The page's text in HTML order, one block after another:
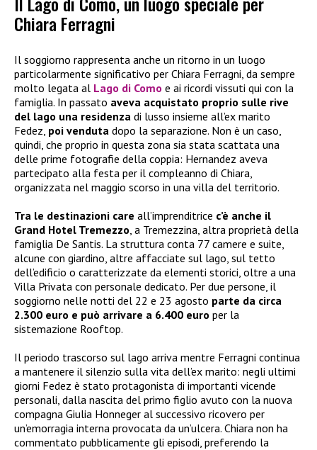
Chiara Ferragni
Il soggiorno rappresenta anche un ritorno in un luogo
particolarmente significativo per Chiara Ferragni, da sempre
molto legata al Lago di Como e ai ricordi vissuti qui con la
famiglia. In passato aveva acquistato proprio sulle rive
del lago una residenza di lusso insieme all’ex marito
Fedez, poi venduta dopo la separazione. Non è un caso,
quindi, che proprio in questa zona sia stata scattata una
delle prime fotografie della coppia: Hernandez aveva
partecipato alla festa per il compleanno di Chiara,
organizzata nel maggio scorso in una villa del territorio.
Tra le destinazioni care all’imprenditrice c’è anche il
Grand Hotel Tremezzo , a Tremezzina, altra proprietà della
famiglia De Santis. La struttura conta 77 camere e suite,
alcune con giardino, altre affacciate sul lago, sul tetto
dell’edificio o caratterizzate da elementi storici, oltre a una
Villa Privata con personale dedicato. Per due persone, il
soggiorno nelle notti del 22 e 23 agosto parte da circa
2.300 euro e può arrivare a 6.400 euro per la
sistemazione Rooftop.
Il periodo trascorso sul lago arriva mentre Ferragni continua
a mantenere il silenzio sulla vita dell’ex marito: negli ultimi
giorni Fedez è stato protagonista di importanti vicende
personali, dalla nascita del primo figlio avuto con la nuova
compagna Giulia Honneger al successivo ricovero per
un’emorragia interna provocata da un’ulcera. Chiara non ha
commentato pubblicamente gli episodi, preferendo la